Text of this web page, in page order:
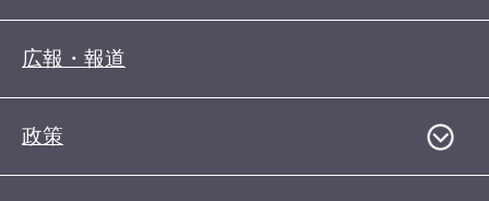
広報・報道
政策